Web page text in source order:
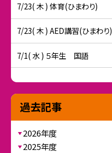
7/23( 木 ) 体育(ひまわり)
7/23( 木 ) AED講習(ひまわり)
7/1( 水 ) ５年生 国語
過去記事
2026年度
2025年度